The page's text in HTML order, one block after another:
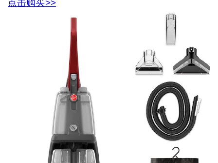
点击购买>>